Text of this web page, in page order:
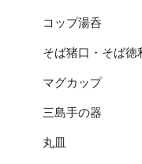
コップ湯呑
そば猪口・そば徳
マグカップ
三島手の器
丸皿